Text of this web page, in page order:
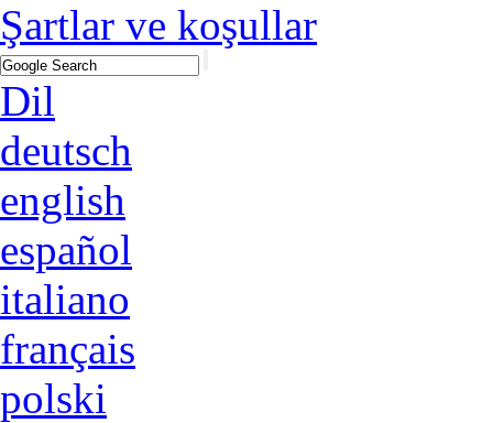
Şartlar ve koşullar
Dil
deutsch
english
español
italiano
français
polski